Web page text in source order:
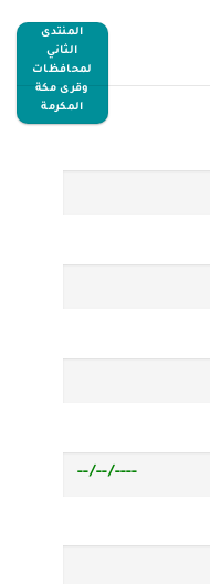
المنتدى
الثاني
لمحافظات
وقرى مكة
المكرمة